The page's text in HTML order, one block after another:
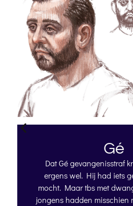
Gé
Dat Gé gevangenisstraf
ergens wel. Hij had iets
mocht. Maar tbs met
jongens hadden misschien